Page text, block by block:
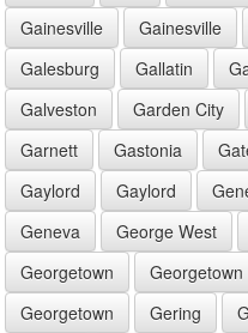
Gainesville
Gainesville
Galesburg
Gallatin
Galveston
Garden City
Garnett
Gastonia
Gaylord
Gaylord
Geneva
George West
Georgetown
Georgetown
Georgetown
Gering